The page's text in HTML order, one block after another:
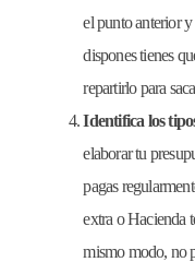
el punto anterior y
dispones tienes
repartirlo para
Identifica los
elaborar tu
pagas
extra o Hacienda
mismo modo, no